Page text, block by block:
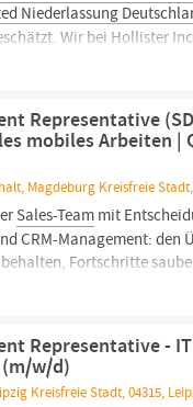
Niederlassung
Wir bei Hollister
Arbeit und setzen uns
der Menschen, die
lohnender und
(m/w/d) Stoma –
sofort...
Representative
mobiles Arbeiten |
Magdeburg Kreisfreie
Sales-Team mit
CRM-Management: den
Fortschritte
an das
Vertriebsteam: Enge
Representative -
(m/w/d)
Kreisfreie Stadt, 04315,